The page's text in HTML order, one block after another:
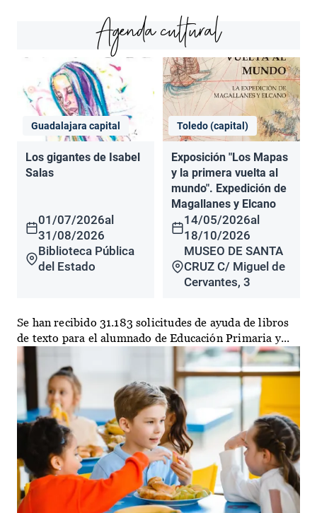
Agenda cultural
Guadalajara capital
Los gigantes de Isabel
Salas
01/07/2026al
31/08/2026
Biblioteca Pública
del Estado
Toledo (capital)
Exposición "Los Mapas
y la primera vuelta al
mundo". Expedición de
Magallanes y Elcano
14/05/2026al
18/10/2026
MUSEO DE SANTA
CRUZ C/ Miguel de
Cervantes, 3
Se han recibido 31.183 solicitudes de ayuda de libros
de texto para el alumnado de Educación Primaria y...